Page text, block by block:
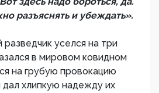
разъяснять и убеждать».
уселся на три
в мировом ковидном
на грубую провокацию
дал хлипкую надежду их